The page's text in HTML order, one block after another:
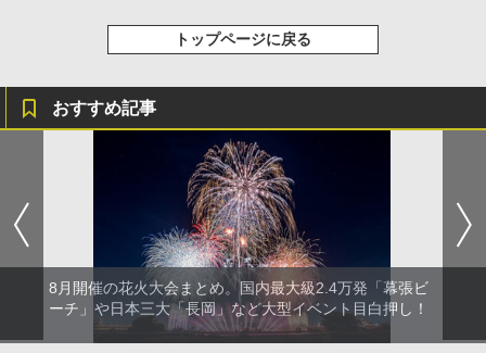
トップページに戻る
おすすめ記事
8月開催の花火大会まとめ。国内最大級2.4万発「幕張ビ
ーチ」や日本三大「長岡」など大型イベント目白押し！